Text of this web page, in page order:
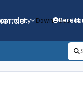
DownloadsBereits